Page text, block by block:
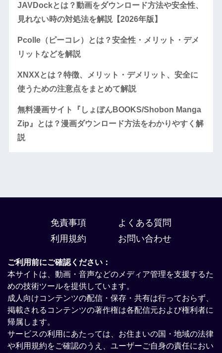
JAVDockとは？動画をダウンロード方法や安全性、
見れない時の対処法を解説【2026年版】
Pcolle（ピーコレ）とは？安全性・メリット・デメ
リットなどを解説
XNXXとは？特徴、メリット・デメリット、安全に
使うための注意点をまとめて解説
無料漫画サイト『しょぼんBOOKS/Shobon Manga
Zip』とは？漫画ダウンロード方法をわかりやすく解
説
免責事項
よくある質問
利用規約
お問い合わせ
ご利用前にご確認ください：
本サイトは、動画・音声などのメディア管理を支援するた
めの技術ツールを提供しています。
成人向けコンテンツの配信・保存・共有は行っておらず、
掲載されるコンテンツの著作権は各配信元および権利者に
帰属します。
サービスの利用にあたっては、お住まいの国・地域の法律
や利用規約をご確認のうえ、ユーザーご自身の責任におい